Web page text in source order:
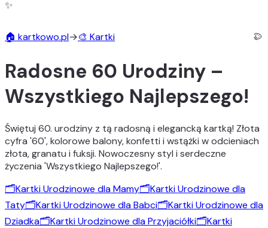
✨
🎨
🏠 kartkowo.pl→🎨 Kartki
Radosne 60 Urodziny –
Wszystkiego Najlepszego!
Świętuj 60. urodziny z tą radosną i elegancką kartką! Złota
cyfra '60', kolorowe balony, konfetti i wstążki w odcieniach
złota, granatu i fuksji. Nowoczesny styl i serdeczne
życzenia 'Wszystkiego Najlepszego!'.
🗂️Kartki Urodzinowe dla Mamy🗂️Kartki Urodzinowe dla
Taty🗂️Kartki Urodzinowe dla Babci🗂️Kartki Urodzinowe dla
Dziadka🗂️Kartki Urodzinowe dla Przyjaciółki🗂️Kartki